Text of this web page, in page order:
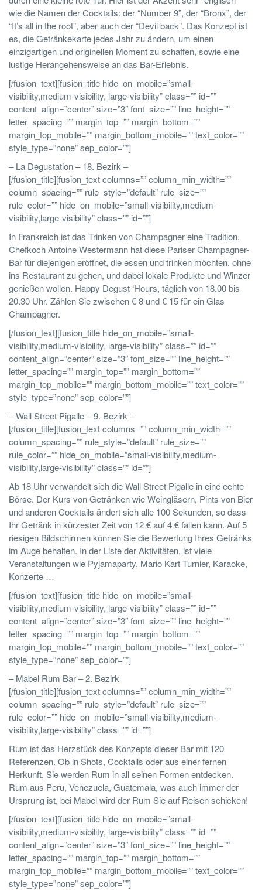
wie die Namen der Cocktails: der “Number 9”, der “Bronx”, der
“It’s all in the root”, aber auch der “Devil back”. Das Konzept ist
es, die Getränkekarte jedes Jahr zu ändern, um einen
einzigartigen und originellen Moment zu schaffen, sowie eine
lustige Herangehensweise an das Bar-Erlebnis.
[/fusion_text][fusion_title hide_on_mobile=”small-
visibility,medium-visibility, large-visibility” class=”” id=””
content_align=”center” size=”3″ font_size=”” line_height=””
letter_spacing=”” margin_top=”” margin_bottom=””
margin_top_mobile=”” margin_bottom_mobile=”” text_color=””
style_type=”none” sep_color=””]
– La Degustation – 18. Bezirk –
[/fusion_title][fusion_text columns=”” column_min_width=””
column_spacing=”” rule_style=”default” rule_size=””
rule_color=”” hide_on_mobile=”small-visibility,medium-
visibility,large-visibility” class=”” id=””]
In Frankreich ist das Trinken von Champagner eine Tradition.
Chefkoch Antoine Westermann hat diese Pariser Champagner-
Bar für diejenigen eröffnet, die essen und trinken möchten, ohne
ins Restaurant zu gehen, und dabei lokale Produkte und Winzer
genießen wollen. Happy Degust ‘Hours, täglich von 18.00 bis
20.30 Uhr. Zählen Sie zwischen € 8 und € 15 für ein Glas
Champagner.
[/fusion_text][fusion_title hide_on_mobile=”small-
visibility,medium-visibility, large-visibility” class=”” id=””
content_align=”center” size=”3″ font_size=”” line_height=””
letter_spacing=”” margin_top=”” margin_bottom=””
margin_top_mobile=”” margin_bottom_mobile=”” text_color=””
style_type=”none” sep_color=””]
– Wall Street Pigalle – 9. Bezirk –
[/fusion_title][fusion_text columns=”” column_min_width=””
column_spacing=”” rule_style=”default” rule_size=””
rule_color=”” hide_on_mobile=”small-visibility,medium-
visibility,large-visibility” class=”” id=””]
Ab 18 Uhr verwandelt sich die Wall Street Pigalle in eine echte
Börse. Der Kurs von Getränken wie Weingläsern, Pints von Bier
und anderen Cocktails ändert sich alle 100 Sekunden, so dass
Ihr Getränk in kürzester Zeit von 12 € auf 4 € fallen kann. Auf 5
riesigen Bildschirmen können Sie die Bewertung Ihres Getränks
im Auge behalten. In der Liste der Aktivitäten, ist viele
Veranstaltungen wie Pyjamaparty, Mario Kart Turnier, Karaoke,
Konzerte …
[/fusion_text][fusion_title hide_on_mobile=”small-
visibility,medium-visibility, large-visibility” class=”” id=””
content_align=”center” size=”3″ font_size=”” line_height=””
letter_spacing=”” margin_top=”” margin_bottom=””
margin_top_mobile=”” margin_bottom_mobile=”” text_color=””
style_type=”none” sep_color=””]
– Mabel Rum Bar – 2. Bezirk
[/fusion_title][fusion_text columns=”” column_min_width=””
column_spacing=”” rule_style=”default” rule_size=””
rule_color=”” hide_on_mobile=”small-visibility,medium-
visibility,large-visibility” class=”” id=””]
Rum ist das Herzstück des Konzepts dieser Bar mit 120
Referenzen. Ob in Shots, Cocktails oder aus einer fernen
Herkunft, Sie werden Rum in all seinen Formen entdecken.
Rum aus Peru, Venezuela, Guatemala, was auch immer der
Ursprung ist, bei Mabel wird der Rum Sie auf Reisen schicken!
[/fusion_text][fusion_title hide_on_mobile=”small-
visibility,medium-visibility, large-visibility” class=”” id=””
content_align=”center” size=”3″ font_size=”” line_height=””
letter_spacing=”” margin_top=”” margin_bottom=””
margin_top_mobile=”” margin_bottom_mobile=”” text_color=””
style_type=”none” sep_color=””]